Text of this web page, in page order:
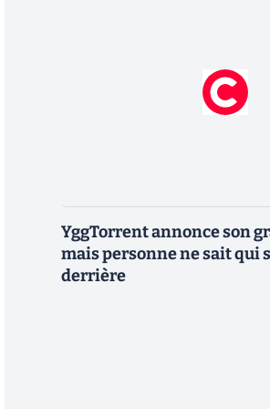
YggTorrent annonce son
mais personne ne sait qui
derrière